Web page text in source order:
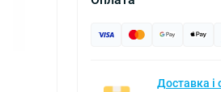
Доставка і